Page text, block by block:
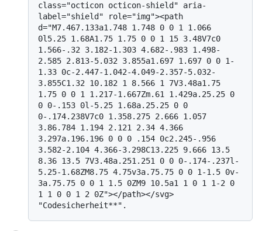
class="octicon octicon-shield" aria-
label="shield" role="img"><path
d="M7.467.133a1.748 1.748 0 0 1 1.066
0l5.25 1.68A1.75 1.75 0 0 1 15 3.48V7c0
1.566-.32 3.182-1.303 4.682-.983 1.498-
2.585 2.813-5.032 3.855a1.697 1.697 0 0 1-
1.33 0c-2.447-1.042-4.049-2.357-5.032-
3.855C1.32 10.182 1 8.566 1 7V3.48a1.75
1.75 0 0 1 1.217-1.667Zm.61 1.429a.25.25 0
0 0-.153 0l-5.25 1.68a.25.25 0 0
0-.174.238V7c0 1.358.275 2.666 1.057
3.86.784 1.194 2.121 2.34 4.366
3.297a.196.196 0 0 0 .154 0c2.245-.956
3.582-2.104 4.366-3.298C13.225 9.666 13.5
8.36 13.5 7V3.48a.251.251 0 0 0-.174-.237l-
5.25-1.68ZM8.75 4.75v3a.75.75 0 0 1-1.5 0v-
3a.75.75 0 0 1 1.5 0ZM9 10.5a1 1 0 1 1-2 0
1 1 0 0 1 2 0Z"></path></svg>